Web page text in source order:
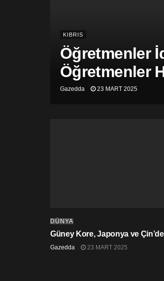
KIBRIS
Öğretmenler
Öğretmenler
Gazedda 23 MART 2025
DÜNYA
Güney Kore, Japonya ve Çin’den
Gazedda 23 MART 2025